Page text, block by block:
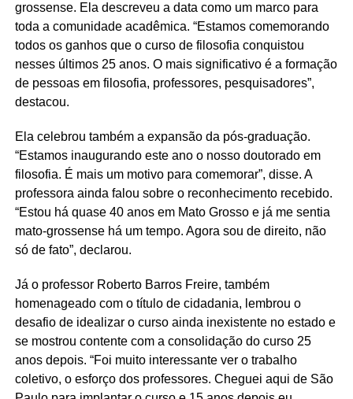
grossense. Ela descreveu a data como um marco para
toda a comunidade acadêmica. “Estamos comemorando
todos os ganhos que o curso de filosofia conquistou
nesses últimos 25 anos. O mais significativo é a formação
de pessoas em filosofia, professores, pesquisadores”,
destacou.
Ela celebrou também a expansão da pós-graduação.
“Estamos inaugurando este ano o nosso doutorado em
filosofia. É mais um motivo para comemorar”, disse. A
professora ainda falou sobre o reconhecimento recebido.
“Estou há quase 40 anos em Mato Grosso e já me sentia
mato-grossense há um tempo. Agora sou de direito, não
só de fato”, declarou.
Já o professor Roberto Barros Freire, também
homenageado com o título de cidadania, lembrou o
desafio de idealizar o curso ainda inexistente no estado e
se mostrou contente com a consolidação do curso 25
anos depois. “Foi muito interessante ver o trabalho
coletivo, o esforço dos professores. Cheguei aqui de São